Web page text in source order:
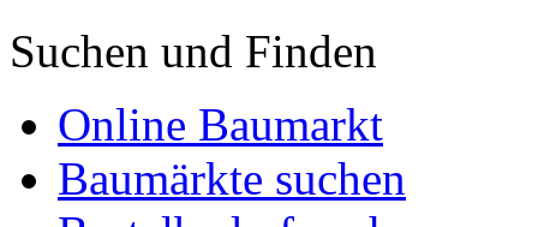
Suchen und Finden
Online Baumarkt
Baumärkte suchen